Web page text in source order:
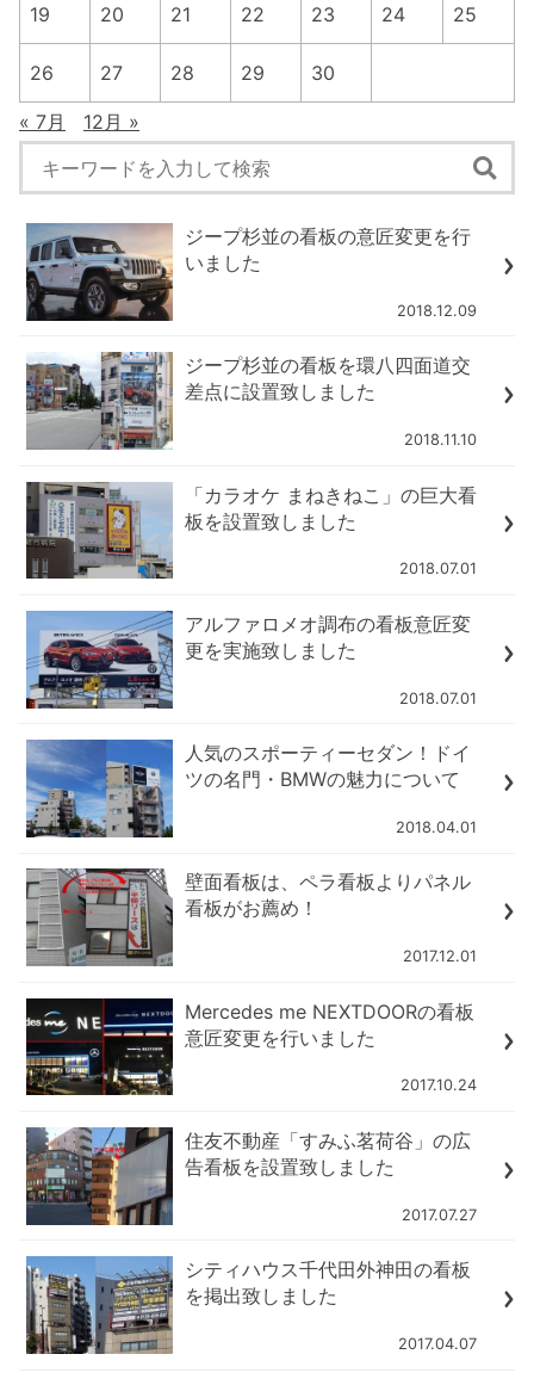
19 20 21 22 23 24 25
26 27 28 29 30
« 7月 12月 »
ジープ杉並の看板の意匠変更を行
いました
2018.12.09
ジープ杉並の看板を環八四面道交
差点に設置致しました
2018.11.10
「カラオケ まねきねこ」の巨大看
板を設置致しました
2018.07.01
アルファロメオ調布の看板意匠変
更を実施致しました
2018.07.01
人気のスポーティーセダン！ドイ
ツの名門・BMWの魅力について
2018.04.01
壁面看板は、ペラ看板よりパネル
看板がお薦め！
2017.12.01
Mercedes me NEXTDOORの看板
意匠変更を行いました
2017.10.24
住友不動産「すみふ茗荷谷」の広
告看板を設置致しました
2017.07.27
シティハウス千代田外神田の看板
を掲出致しました
2017.04.07